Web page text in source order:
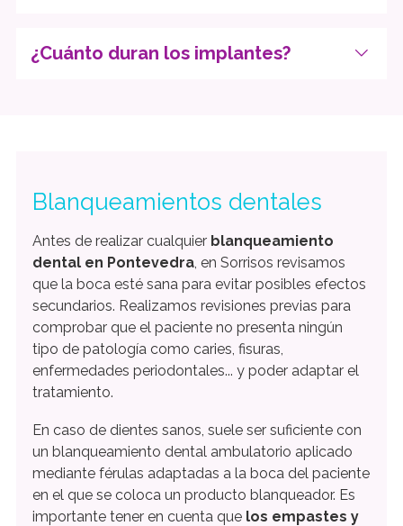
¿Cuánto duran los implantes?
Blanqueamientos dentales
Antes de realizar cualquier blanqueamiento
dental en Pontevedra , en Sorrisos revisamos
que la boca esté sana para evitar posibles efectos
secundarios. Realizamos revisiones previas para
comprobar que el paciente no presenta ningún
tipo de patología como caries, fisuras,
enfermedades periodontales... y poder adaptar el
tratamiento.
En caso de dientes sanos, suele ser suficiente con
un blanqueamiento dental ambulatorio aplicado
mediante férulas adaptadas a la boca del paciente
en el que se coloca un producto blanqueador. Es
importante tener en cuenta que los empastes y